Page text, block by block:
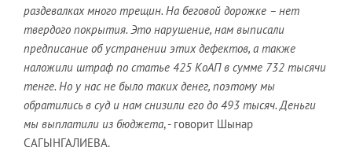
раздевалках много трещин. На беговой дорожке – нет
твердого покрытия. Это нарушение, нам выписали
предписание об устранении этих дефектов, а также
наложили штраф по статье 425 КоАП в сумме 732 тысячи
тенге. Но у нас не было таких денег, поэтому мы
обратились в суд и нам снизили его до 493 тысяч. Деньги
мы выплатили из бюджета, - говорит Шынар
САГЫНГАЛИЕВА.